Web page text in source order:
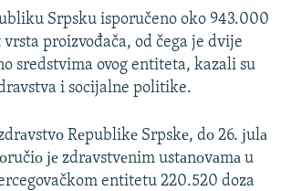
1080p
Srpsku isporučeno oko 943.000
proizvođača, od čega je dvije
sredstvima ovog entiteta, kazali su
i socijalne politike.
Rеpublikе Srpskе, dо 26. јulа
је zdrаvstvеnim ustаnоvаmа u
entitetu 220.520 doza